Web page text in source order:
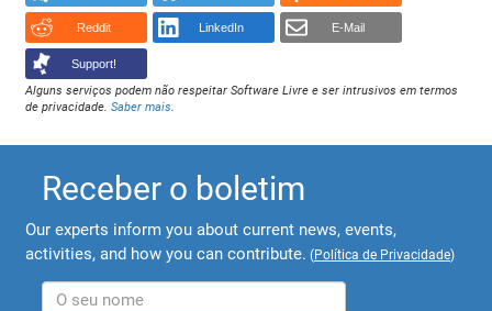
Reddit LinkedIn E-Mail
Support!
Alguns serviços podem não respeitar Software Livre e ser intrusivos em termos
de privacidade.Saber mais.
Receber o boletim
Our experts inform you about current news, events,
activities, and how you can contribute. (Política de Privacidade)